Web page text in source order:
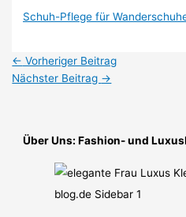
Schuh-Pflege für
← Vorheriger Beitrag
Nächster Beitrag →
Über Uns: Fashion- und